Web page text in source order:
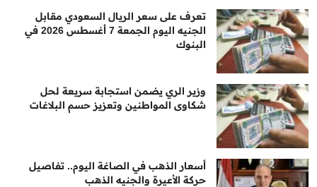
تعرف على سعر الريال السعودي مقابل
الجنيه اليوم الجمعة 7 أغسطس 2026 في
البنوك
وزير الري يضمن استجابة سريعة لحل
شكاوى المواطنين وتعزيز حسم البلاغات
أسعار الذهب في الصاغة اليوم.. تفاصيل
حركة الأعيرة والجنيه الذهب